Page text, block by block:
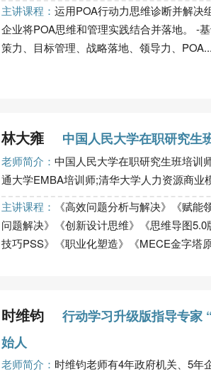
主讲课程： 运用POA行动力思维诊断并解决
企业将POA思维和管理实践结合并落地。 -
策力、目标管理、战略落地、领导力、
林大雍 中国人民大学在职研究生
老师简介： 中国人民大学在职研究生班培训
通大学EMBA培训师;清华大学人力资源商业
主讲课程：
《高效问题分析与解决》《赋
问题解决》《创新设计思维》《思维导图
技巧PSS》《职业化塑造》《MECE金字塔
时维钧
行动学习升级版指导专家
始人
老师简介： 时维钧老师有4年政府机关、5年